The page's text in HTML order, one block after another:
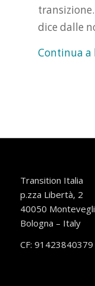
dice dalle
Continua a
Transition Italia
p.zza Libertà, 2
40050
Bologna – Italy
CF: 91423840379